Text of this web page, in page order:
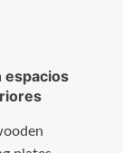
espacios